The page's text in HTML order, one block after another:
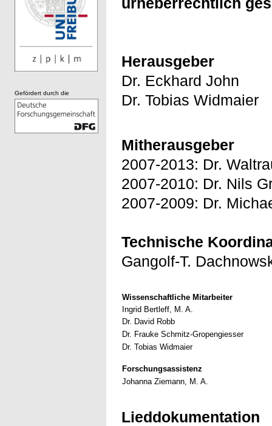
Herausgeber
Dr. Eckhard John
Dr. Tobias Widmaier
Mitherausgeber
2007-2013: Dr.
2007-2010: Dr. Nils
2007-2009: Dr.
Technische
Gangolf-T.
Wissenschaftliche Mitarbeiter
Ingrid Bertleff, M. A.
Dr. David Robb
Dr. Frauke Schmitz-Gropengiesser
Dr. Tobias Widmaier
Forschungsassistenz
Johanna Ziemann, M. A.
Lieddokumentation
Gefördert durch die